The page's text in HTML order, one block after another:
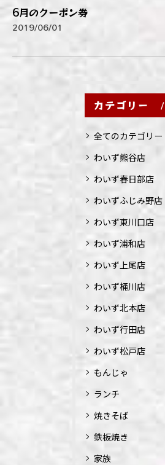
6月のクーポン券
2019/06/01
カテゴリー
全てのカテゴリー
わいず熊谷店
わいず春日部店
わいずふじみ野店
わいず東川口店
わいず浦和店
わいず上尾店
わいず桶川店
わいず北本店
わいず行田店
わいず松戸店
もんじゃ
ランチ
焼きそば
鉄板焼き
家族